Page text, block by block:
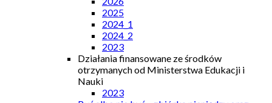
2025
2024_1
2024_2
2023
Działania finansowane ze środków
otrzymanych od Ministerstwa Edukacji i
Nauki
2023